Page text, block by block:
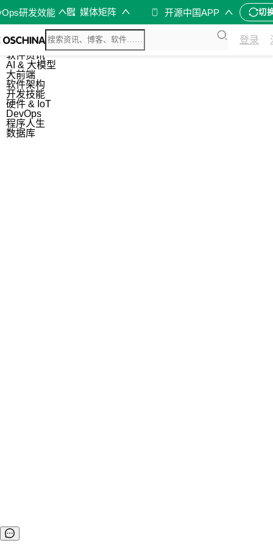
研发效能 媒体矩阵 开源中国APP 切
登录
综合
开源资讯
软件资讯
AI & 大模型
大前端
软件架构
开发技能
硬件 & IoT
DevOps
程序人生
数据库